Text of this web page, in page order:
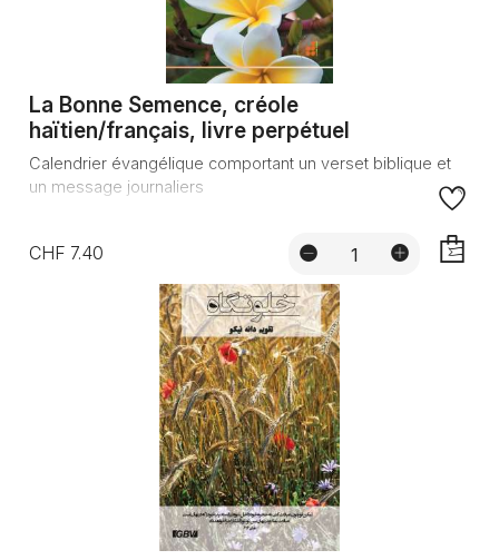
La Bonne Semence, créole
haïtien/français, livre perpétuel
Calendrier évangélique comportant un verset biblique et
un message journaliers
CHF 7.40